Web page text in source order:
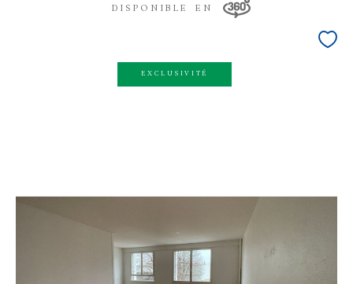
DISPONIBLE EN
EXCLUSIVITÉ